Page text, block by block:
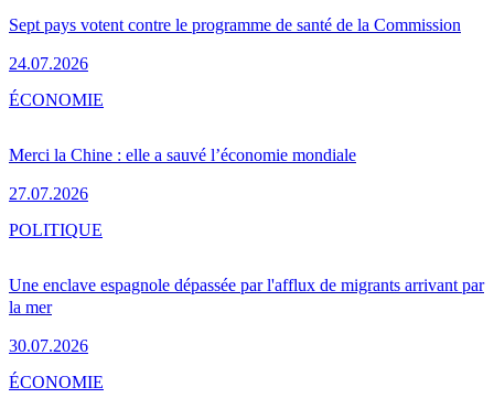
Sept pays votent contre le programme de santé de la Commission
24.07.2026
Merci la Chine : elle a sauvé l’économie mondiale
27.07.2026
ÉCONOMIE
Une enclave espagnole dépassée par l'afflux de migrants arrivant par
la mer
30.07.2026
POLITIQUE
ÉCONOMIE